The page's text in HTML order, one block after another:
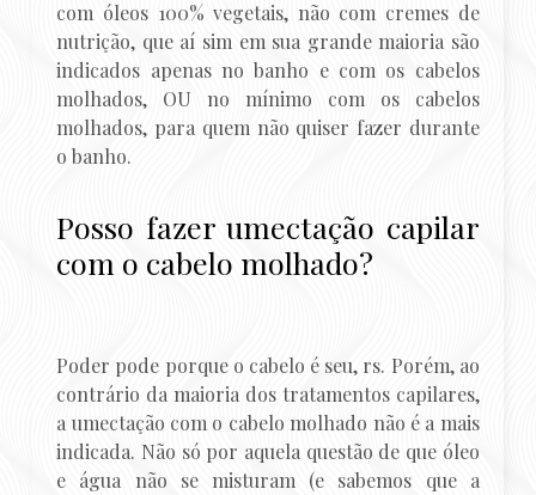
com óleos 100% vegetais, não com cremes de
nutrição, que aí sim em sua grande maioria são
indicados apenas no banho e com os cabelos
molhados, OU no mínimo com os cabelos
molhados, para quem não quiser fazer durante
o banho.
Posso fazer umectação capilar
com o cabelo molhado?
Poder pode porque o cabelo é seu, rs. Porém, ao
contrário da maioria dos tratamentos capilares,
a umectação com o cabelo molhado não é a mais
indicada. Não só por aquela questão de que óleo
e água não se misturam (e sabemos que a